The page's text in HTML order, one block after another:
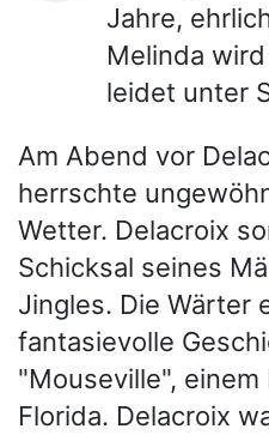
Jahre,
Melinda
leidet unter
Am Abend vor
herrschte
Wetter. Delacroix
Schicksal seines
Jingles. Die Wärter
fantasievolle
"Mouseville",
Florida. Delacroix